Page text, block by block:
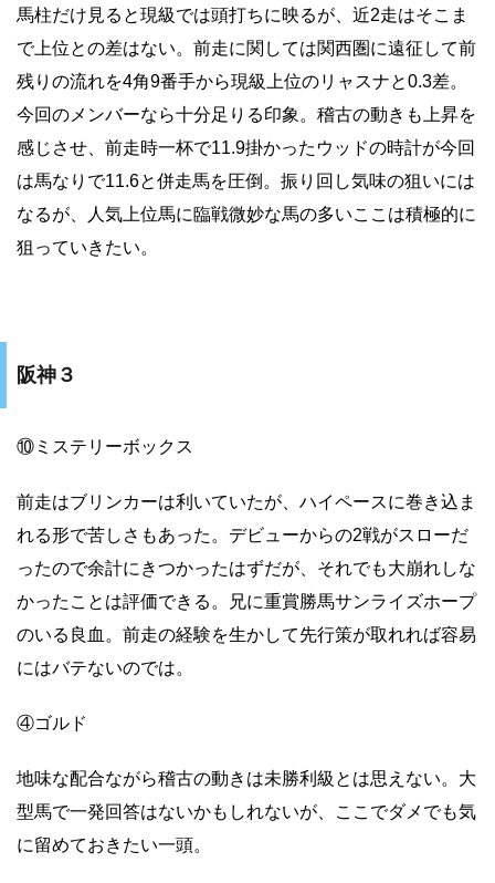
馬柱だけ見ると現級では頭打ちに映るが、近2走はそこま
で上位との差はない。前走に関しては関西圏に遠征して前
残りの流れを4角9番手から現級上位のリャスナと0.3差。
今回のメンバーなら十分足りる印象。稽古の動きも上昇を
感じさせ、前走時一杯で11.9掛かったウッドの時計が今回
は馬なりで11.6と併走馬を圧倒。振り回し気味の狙いには
なるが、人気上位馬に臨戦微妙な馬の多いここは積極的に
狙っていきたい。
阪神３
⑩ミステリーボックス
前走はブリンカーは利いていたが、ハイペースに巻き込ま
れる形で苦しさもあった。デビューからの2戦がスローだ
ったので余計にきつかったはずだが、それでも大崩れしな
かったことは評価できる。兄に重賞勝馬サンライズホープ
のいる良血。前走の経験を生かして先行策が取れれば容易
にはバテないのでは。
④ゴルド
地味な配合ながら稽古の動きは未勝利級とは思えない。大
型馬で一発回答はないかもしれないが、ここでダメでも気
に留めておきたい一頭。